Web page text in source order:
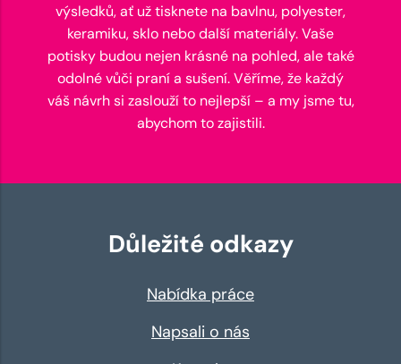
výsledků, ať už tisknete na bavlnu, polyester,
keramiku, sklo nebo další materiály. Vaše
potisky budou nejen krásné na pohled, ale také
odolné vůči praní a sušení. Věříme, že každý
váš návrh si zaslouží to nejlepší – a my jsme tu,
abychom to zajistili.
Důležité odkazy
Nabídka práce
Napsali o nás